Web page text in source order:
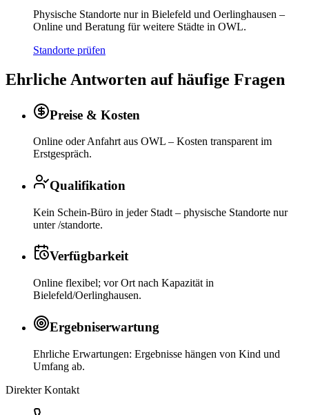
Physische Standorte nur in Bielefeld und Oerlinghausen –
Online und Beratung für weitere Städte in OWL.
Standorte prüfen
Ehrliche Antworten auf häufige Fragen
Preise & Kosten
Online oder Anfahrt aus OWL – Kosten transparent im
Erstgespräch.
Qualifikation
Kein Schein-Büro in jeder Stadt – physische Standorte nur
unter /standorte.
Verfügbarkeit
Online flexibel; vor Ort nach Kapazität in
Bielefeld/Oerlinghausen.
Ergebniserwartung
Ehrliche Erwartungen: Ergebnisse hängen von Kind und
Umfang ab.
Direkter Kontakt